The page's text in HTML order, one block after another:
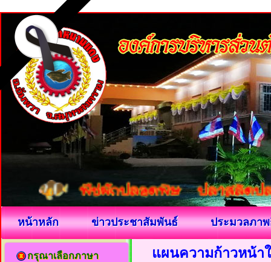
หน้าหลัก ข่าวประชาสัมพันธ์ ประมวลภา
แผนความก้าวหน้า
กรุณาเลือกภาษา